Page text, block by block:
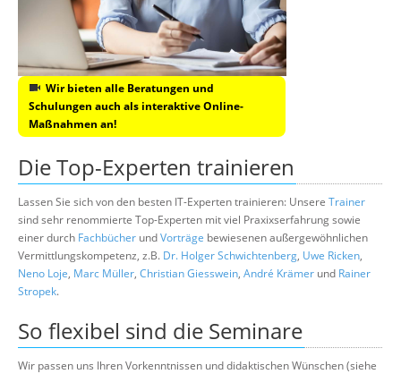
Wir bieten alle Beratungen und
Schulungen auch als interaktive Online-
Maßnahmen an!
Die Top-Experten trainieren
Lassen Sie sich von den besten IT-Experten trainieren: Unsere Trainer
sind sehr renommierte Top-Experten mit viel Praxixserfahrung sowie
einer durch Fachbücher undVorträge bewiesenen außergewöhnlichen
Vermittlungskompetenz, z.B. Dr. Holger Schwichtenberg, Uwe Ricken,
Neno Loje, Marc Müller, Christian Giesswein, André Krämer und Rainer
Stropek.
So flexibel sind die Seminare
Wir passen uns Ihren Vorkenntnissen und didaktischen Wünschen (siehe